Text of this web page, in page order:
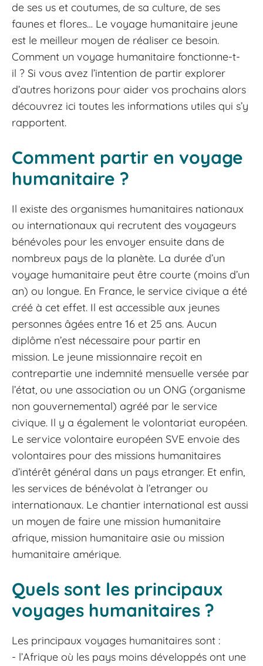
de ses us et coutumes, de sa culture, de ses
faunes et flores… Le voyage humanitaire jeune
est le meilleur moyen de réaliser ce besoin.
Comment un voyage humanitaire fonctionne-t-
il ? Si vous avez l’intention de partir explorer
d’autres horizons pour aider vos prochains alors
découvrez ici toutes les informations utiles qui s’y
rapportent.
Comment partir en voyage
humanitaire ?
Il existe des organismes humanitaires nationaux
ou internationaux qui recrutent des voyageurs
bénévoles pour les envoyer ensuite dans de
nombreux pays de la planète. La durée d’un
voyage humanitaire peut être courte (moins d’un
an) ou longue. En France, le service civique a été
créé à cet effet. Il est accessible aux jeunes
personnes âgées entre 16 et 25 ans. Aucun
diplôme n’est nécessaire pour partir en
mission. Le jeune missionnaire reçoit en
contrepartie une indemnité mensuelle versée par
l’état, ou une association ou un ONG (organisme
non gouvernemental) agréé par le service
civique. Il y a également le volontariat européen.
Le service volontaire européen SVE envoie des
volontaires pour des missions humanitaires
d’intérêt général dans un pays etranger. Et enfin,
les services de bénévolat à l’etranger ou
internationaux. Le chantier international est aussi
un moyen de faire une mission humanitaire
afrique, mission humanitaire asie ou mission
humanitaire amérique.
Quels sont les principaux
voyages humanitaires ?
Les principaux voyages humanitaires sont :
- l’Afrique où les pays moins développés ont une